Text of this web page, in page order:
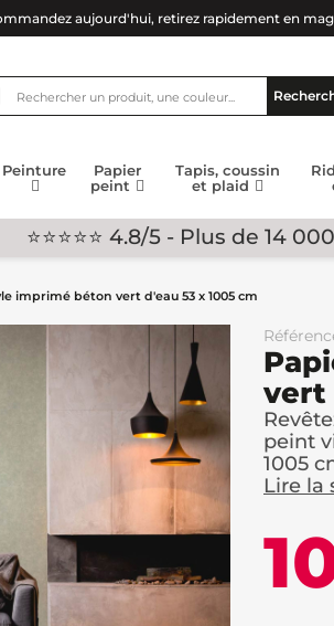
aujourd'hui, retirez rapidement en
Peinture
Papier
peint
Tapis, coussin
et plaid
⭐⭐⭐⭐⭐ 4.8/5 - Plus de 14
imprimé béton vert d'eau 53 x 1005 cm
vert
peint
1005
Lire la